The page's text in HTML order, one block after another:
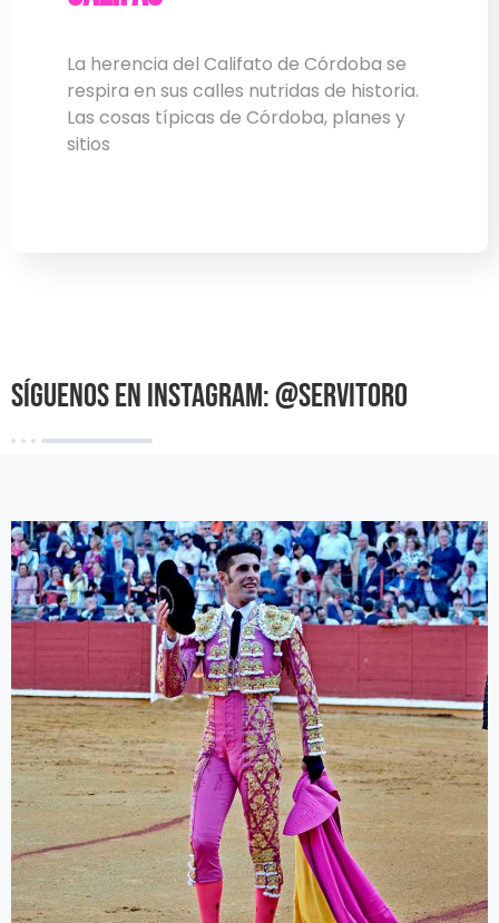
La herencia del Califato de Córdoba se
respira en sus calles nutridas de historia.
Las cosas típicas de Córdoba, planes y
sitios
Síguenos en Instagram: @Servitoro